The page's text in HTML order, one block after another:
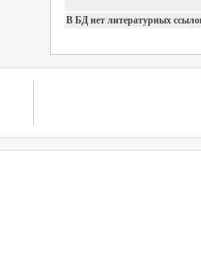
В БД нет литературных